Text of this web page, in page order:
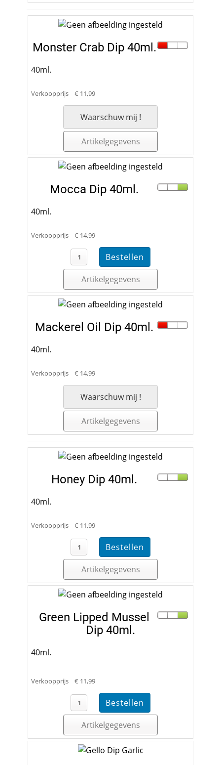
Monster Crab Dip 40ml.
40ml.
Verkoopprijs € 11,99
Waarschuw mij !
Artikelgegevens
Mocca Dip 40ml.
40ml.
Verkoopprijs € 14,99
Artikelgegevens
Mackerel Oil Dip 40ml.
40ml.
Verkoopprijs € 14,99
Waarschuw mij !
Artikelgegevens
Honey Dip 40ml.
40ml.
Verkoopprijs € 11,99
Artikelgegevens
Green Lipped Mussel
Dip 40ml.
40ml.
Verkoopprijs € 11,99
Artikelgegevens